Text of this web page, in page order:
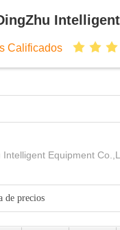
Calificados
Intelligent Equipment